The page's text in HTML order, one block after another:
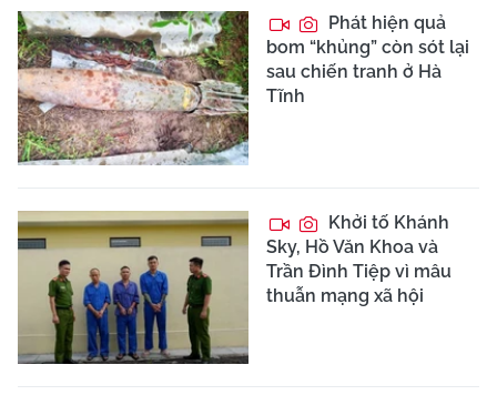
Phát hiện quả
bom “khủng” còn sót lại
sau chiến tranh ở Hà
Tĩnh
Khởi tố Khánh
Sky, Hồ Văn Khoa và
Trần Đình Tiệp vì mâu
thuẫn mạng xã hội